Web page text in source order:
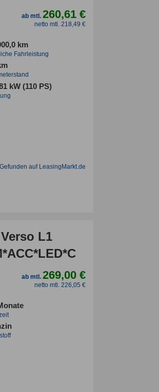
ab mtl.260,61 €
netto mtl. 218,49 €
km
Fahrleistung
kW (110 PS)
Gefunden auf LeasingMarkt.de
L1
ab mtl.269,00 €
netto mtl. 226,05 €